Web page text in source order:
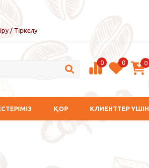
/ Тіркелу
0 0 0
ҚОР КЛИЕНТТЕР ҮШІН